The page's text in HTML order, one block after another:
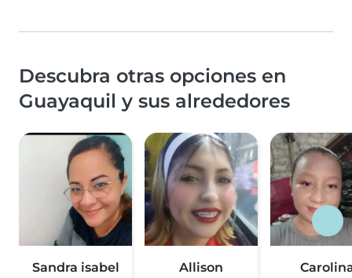
Descubra otras opciones en
Guayaquil y sus alrededores
Sandra isabel Allison